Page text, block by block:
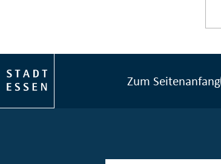
Zum Seitenanfang